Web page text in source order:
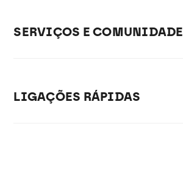
SERVIÇOS E COMUNIDADE
LIGAÇÕES RÁPIDAS